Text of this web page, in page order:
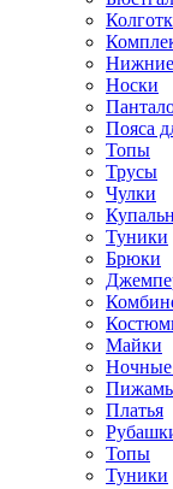
Носки
Поясa
Топы
Трусы
Чулки
Туники
Брюки
Майки
Ночные
Платья
Топы
Туники